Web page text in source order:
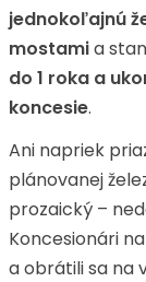
jednokoľajnú
mostamia
do 1 roka a
koncesie.
Ani napriek
plánovanej
prozaický –
Koncesionári
a obrátili sa na